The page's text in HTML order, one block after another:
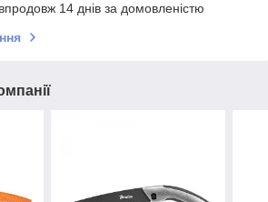
14 днів за домовленістю